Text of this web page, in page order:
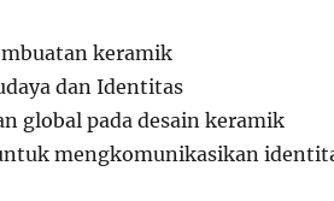
keramik
dan Identitas
global pada desain keramik
mengkomunikasikan